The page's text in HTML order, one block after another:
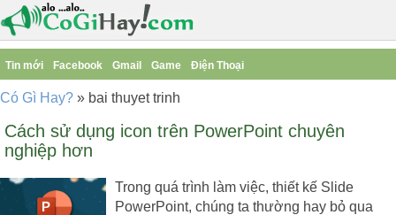
Tin mới Facebook Gmail Game Điện Thoại
Có Gì Hay? » bai thuyet trinh
Cách sử dụng icon trên PowerPoint chuyên
nghiệp hơn
Trong quá trình làm việc, thiết kế Slide
PowerPoint, chúng ta thường hay bỏ qua